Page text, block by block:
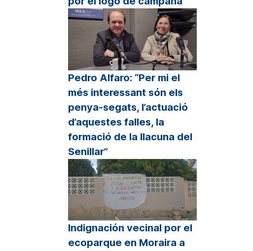
Pedro Alfaro: “Per mi el
més interessant són els
penya-segats, l’actuació
d’aquestes falles, la
formació de la llacuna del
Senillar”
Indignación vecinal por el
ecoparque en Moraira a